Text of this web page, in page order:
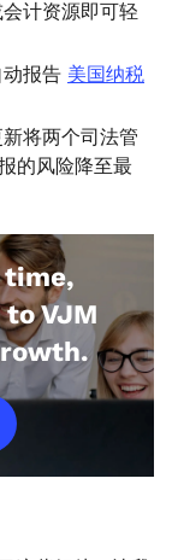
计资源即可轻
报告 美国纳税
将两个司法管
的风险降至最
time,
VJM